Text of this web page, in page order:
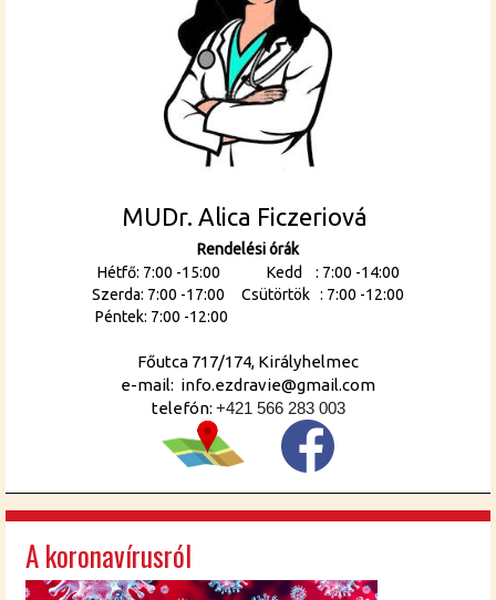
MUDr. Alica Ficzeriová
Rendelési órák
Hétfő: 7:00 -15:00 Kedd : 7:00 -14:00
Szerda: 7:00 -17:00 Csütörtök : 7:00 -12:00
Péntek: 7:00 -12:00
Főutca 717/174, Királyhelmec
e-mail: info.ezdravie@gmail.com
telefón: +421 566 283 003
A koronavírusról